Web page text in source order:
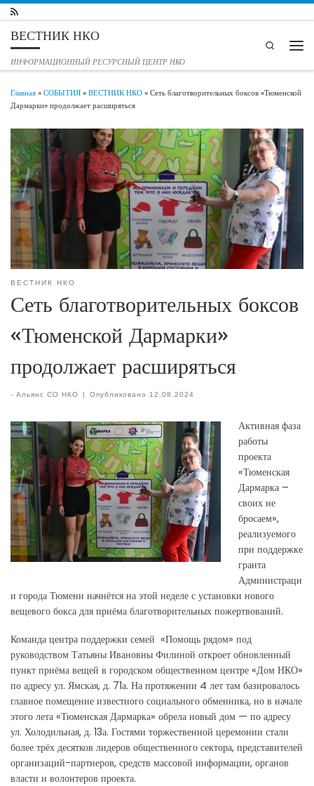
Перейти к содержимому
ВЕСТНИК НКО
ИНФОРМАЦИОННЫЙ РЕСУРСНЫЙ ЦЕНТР НКО
Search
Главная»СОБЫТИЯ»ВЕСТНИК НКО»Сеть благотворительных боксов «Тюменской
Дармарки» продолжает расширяться
ВЕСТНИК НКО
Сеть благотворительных боксов
«Тюменской Дармарки»
продолжает расширяться
- Альянс СО НКО | Опубликовано 12.08.2024
Активная фаза
работы
проекта
«Тюменская
Дармарка –
своих не
бросаем»,
реализуемого
при поддержке
гранта
Администраци
и города Тюмени начнётся на этой неделе с установки нового
вещевого бокса для приёма благотворительных пожертвований.
Команда центра поддержки семей «Помощь рядом» под
руководством Татьяны Ивановны Филиной откроет обновленный
пункт приёма вещей в городском общественном центре «Дом НКО»
по адресу ул. Ямская, д. 71а. На протяжении 4 лет там базировалось
главное помещение известного социального обменника, но в начале
этого лета «Тюменская Дармарка» обрела новый дом — по адресу
ул. Холодильная, д. 13а. Гостями торжественной церемонии стали
более трёх десятков лидеров общественного сектора, представителей
организаций-партнеров, средств массовой информации, органов
власти и волонтеров проекта.